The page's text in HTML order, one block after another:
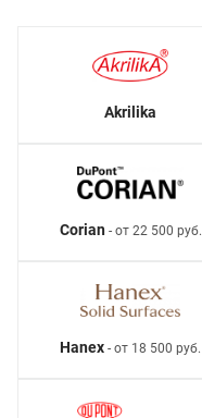
Akrilika
Corian- от 22 500 руб.
Hanex - от 18 500 руб.